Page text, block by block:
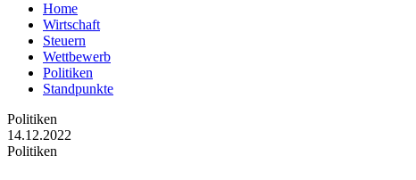
Home
Wirtschaft
Steuern
Wettbewerb
Politiken
Standpunkte
Politiken
14.12.2022
Politiken